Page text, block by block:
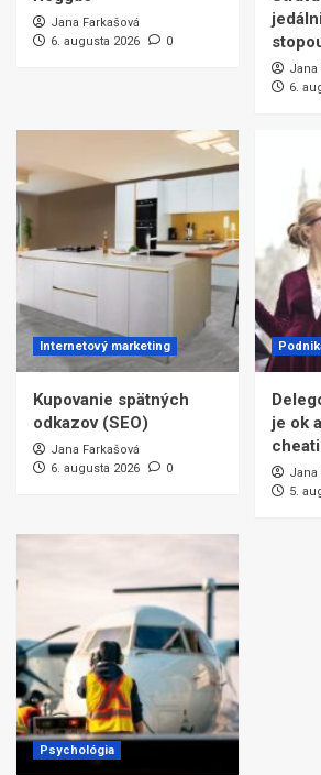
Jana Farkašová
6. augusta 2026
0
Jana
6.
Internetový marketing
Kupovanie spätných
odkazov (SEO)
Jana Farkašová
6. augusta 2026
0
je ok
Jana
5.
Psychológia